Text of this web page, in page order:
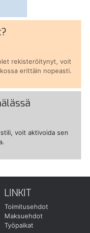
rekisteröitynyt, voit
erittäin nopeasti.
voit aktivoida sen
LINKIT
Toimitusehdot
Maksuehdot
Työpaikat